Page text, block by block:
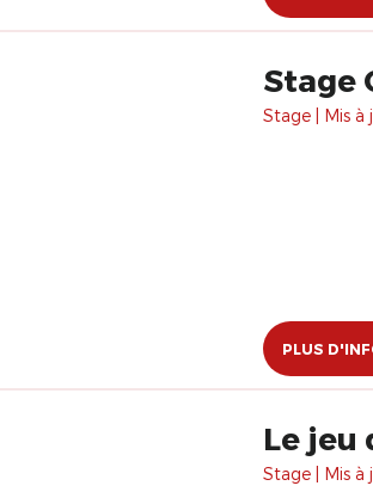
Stage
Stage | Mis à
PLUS
Le jeu
Stage | Mis à